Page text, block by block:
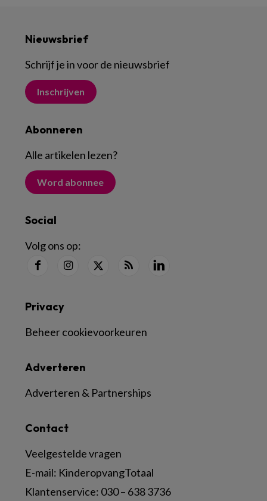
Nieuwsbrief
Schrijf je in voor de nieuwsbrief
Inschrijven
Abonneren
Alle artikelen lezen?
Word abonnee
Social
Volg ons op:
Contact
Veelgestelde vragen
E-mail: KinderopvangTotaal
Klantenservice: 030 – 638 3736
Adverteren
Adverteren & Partnerships
Privacy
Beheer cookievoorkeuren